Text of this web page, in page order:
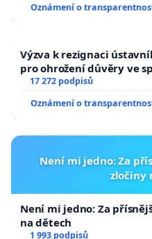
Oznámení o
Výzva k rezignaci
pro ohrožení důvěry ve
17 272 podpisů
Oznámení o
Není mi jedno: Za
zločiny
Není mi jedno: Za
na dětech
1 993 podpisů